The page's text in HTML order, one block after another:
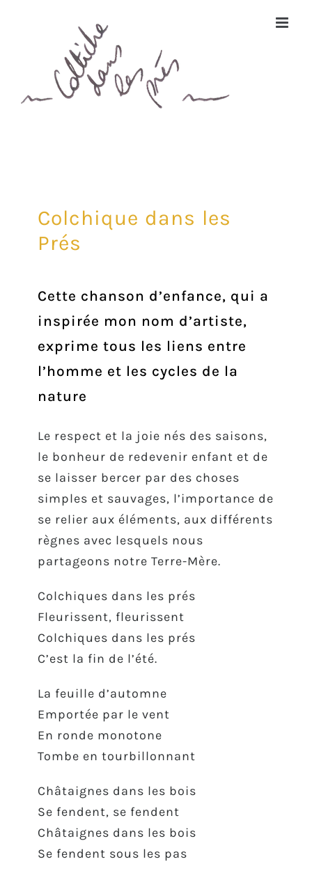
Colchique dans les
Prés
Cette chanson d’enfance, qui a
inspirée mon nom d’artiste,
exprime tous les liens entre
l’homme et les cycles de la
nature
Le respect et la joie nés des saisons,
le bonheur de redevenir enfant et de
se laisser bercer par des choses
simples et sauvages, l’importance de
se relier aux éléments, aux différents
règnes avec lesquels nous
partageons notre Terre-Mère.
Colchiques dans les prés
Fleurissent, fleurissent
Colchiques dans les prés
C’est la fin de l’été.
La feuille d’automne
Emportée par le vent
En ronde monotone
Tombe en tourbillonnant
Châtaignes dans les bois
Se fendent, se fendent
Châtaignes dans les bois
Se fendent sous les pas